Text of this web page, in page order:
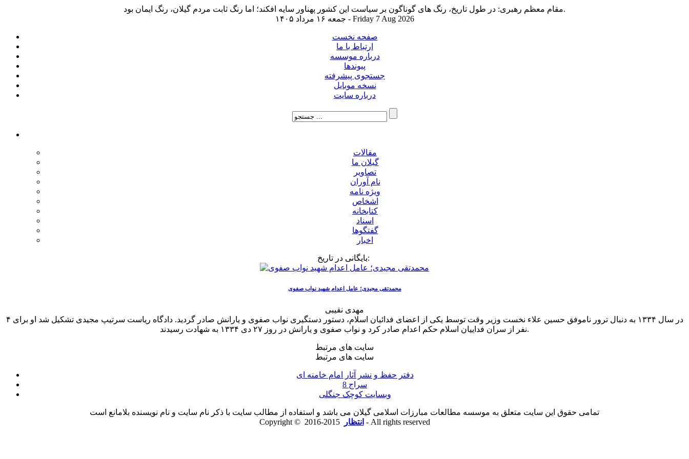
مقام معظم رهبری: در طول تاریخ، رنگ های گوناگون بر سیاست این کشور پهناور سایه افکند؛ اما رنگ ثابت مردم گیلان، رنگ ایمان بود.
جمعه ۱۶ مرداد ۱۴۰۵ - Friday 7 Aug 2026
صفحه نخست
ارتباط با ما
درباره موسسه
پیوندها
جستجوی پیشرفته
نسخه موبایل
درباره سایت
مقالات
گیلان ما
تصاویر
نام آوران
ویژه نامه
اشخاص
کتابخانه
اسناد
گفتگوها
اخبار
بایگانی در تاریخ:
محمدتقی مجیدی؛ عامل اعدام شهید نواب صفوی
مهدی نقیبی
در سال ۱۳۳۴ به دنبال ترور ناموفق حسین علاء نخست وزیر وقت توسط یکى از اعضای فدائیان اسلام، دستور دستگیرى نواب صفوی و یارانش صادر گردید. دادگاه ریاست سرتیپ مجیدى تشکیل شد او برای ۴
نفر از سران فداییان اسلام حکم اعدام صادر کرد و نواب صفوی و یارانش در روز ۲۷ دی ۱۳۳۴ به شهادت رسیدند.
سایت های مرتبط
سایت های مرتبط
دفتر حفظ و نشر آثار امام خامنه ای
سراج 8
وبسایت کوچک جنگلی
تمامی حقوق این سایت متعلق به موسسه مطالعات مبارزات اسلامی گیلان می باشد و استفاده از مطالب سایت با ذکر نام سایت و نام نویسنده بلامانع است
Copyright ©
انتظار 2015-2016 - All rights reserved